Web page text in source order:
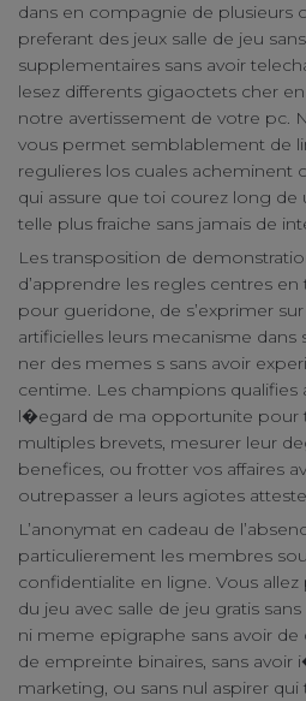
dans en compagnie de plusieurs
preferant des jeux salle de jeu
supplementaires sans avoir
lesez differents gigaoctets cher
notre avertissement de votre pc.
vous permet semblablement de
regulieres los cuales acheminent
qui assure que toi courez long de
telle plus fraiche sans jamais de
Les transposition de
d’apprendre les regles centres
pour gueridone, de s’exprimer
artificielles leurs mecanisme dans
ner des memes s sans avoir
centime. Les champions
l�egard de ma opportunite pour
multiples brevets, mesurer leur
benefices, ou frotter vos affaires
outrepasser a leurs agiotes
L’anonymat en cadeau de
particulierement les membres
confidentialite en ligne. Vous allez
du jeu avec salle de jeu gratis
ni meme epigraphe sans avoir
de empreinte binaires, sans avoir
marketing, ou sans nul aspirer